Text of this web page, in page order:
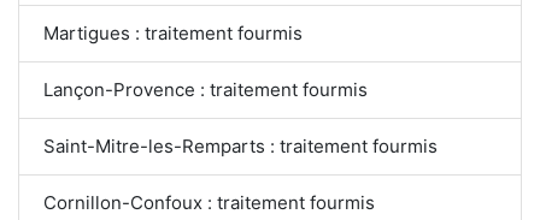
Martigues : traitement fourmis
Lançon-Provence : traitement fourmis
Saint-Mitre-les-Remparts : traitement fourmis
Cornillon-Confoux : traitement fourmis